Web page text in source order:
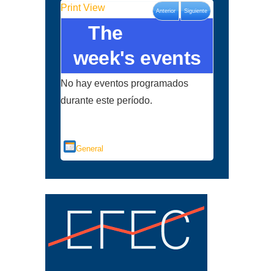
Anterior Siguiente
PrintView
The
week's events
No hay eventos programados
durante este período.
General